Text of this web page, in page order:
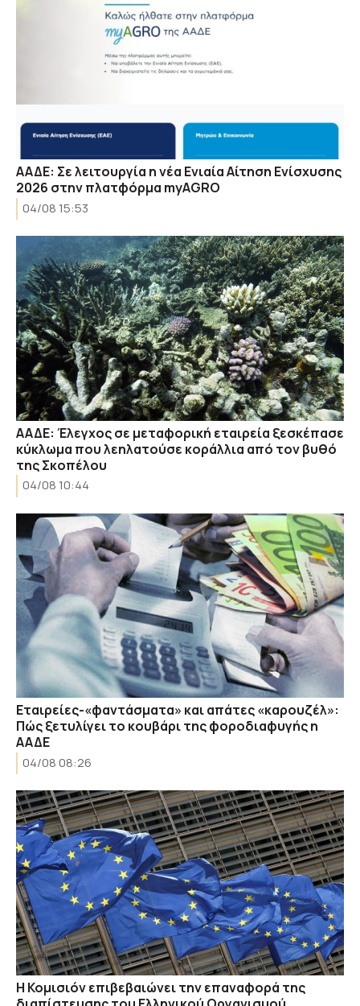
ΑΑΔΕ: Σε λειτουργία η νέα Ενιαία Αίτηση Ενίσχυσης
2026 στην πλατφόρμα myAGRO
04/08 15:53
ΑΑΔΕ: Έλεγχος σε μεταφορική εταιρεία ξεσκέπασε
κύκλωμα που λεηλατούσε κοράλλια από τον βυθό
της Σκοπέλου
04/08 10:44
Εταιρείες-«φαντάσματα» και απάτες «καρουζέλ»:
Πώς ξετυλίγει το κουβάρι της φοροδιαφυγής η
ΑΑΔΕ
04/08 08:26
Η Κομισιόν επιβεβαιώνει την επαναφορά της